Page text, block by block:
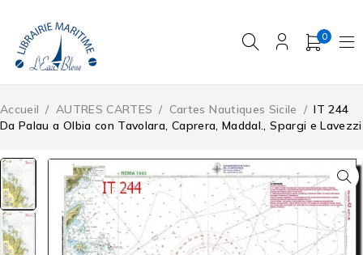
0
Accueil / AUTRES CARTES / Cartes Nautiques Sicile / IT 244
Da Palau a Olbia con Tavolara, Caprera, Maddal., Spargi e Lavezzi